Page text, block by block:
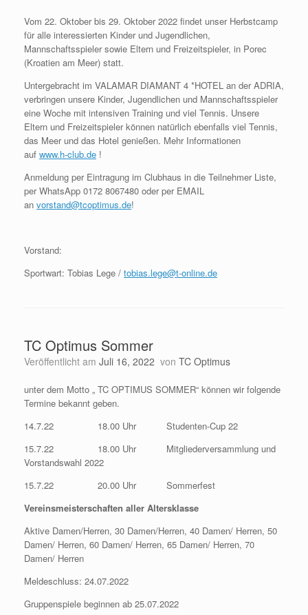
Vom 22. Oktober bis 29. Oktober 2022 findet unser Herbstcamp
für alle interessierten Kinder und Jugendlichen,
Mannschaftsspieler sowie Eltern und Freizeitspieler, in Porec
(Kroatien am Meer) statt.
Untergebracht im VALAMAR DIAMANT 4 *HOTEL an der ADRIA,
verbringen unsere Kinder, Jugendlichen und Mannschaftsspieler
eine Woche mit intensiven Training und viel Tennis. Unsere
Eltern und Freizeitspieler können natürlich ebenfalls viel Tennis,
das Meer und das Hotel genießen. Mehr Informationen
auf www.h-club.de !
Anmeldung per Eintragung im Clubhaus in die Teilnehmer Liste,
per WhatsApp 0172 8067480 oder per EMAIL
an vorstand@tcoptimus.de!
Vorstand:
Sportwart: Tobias Lege / tobias.lege@t-online.de
TC Optimus Sommer
Veröffentlicht am Juli 16, 2022 von TC Optimus
unter dem Motto „ TC OPTIMUS SOMMER“ können wir folgende
Termine bekannt geben.
14.7.22 18.00 Uhr Studenten-Cup 22
15.7.22 18.00 Uhr Mitgliederversammlung und
Vorstandswahl 2022
15.7.22 20.00 Uhr Sommerfest
Vereinsmeisterschaften aller Altersklasse
Aktive Damen/Herren, 30 Damen/Herren, 40 Damen/ Herren, 50
Damen/ Herren, 60 Damen/ Herren, 65 Damen/ Herren, 70
Damen/ Herren
Meldeschluss: 24.07.2022
Gruppenspiele beginnen ab 25.07.2022